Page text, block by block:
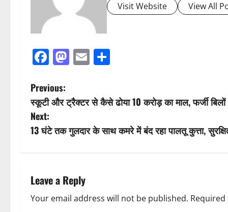
Visit Website View All
Facebook
Mastodon
Email
P
o
s
n
a
Previous:
स्कूटी और ट्रैक्टर से कैसे ढोया 10 करोड़ का माल, फर्जी
Next:
13 घंटे तक गुलदार के साथ कमरे में बंद रहा पालतू कुत्ता,
Leave a Reply
Your email address will not be published.